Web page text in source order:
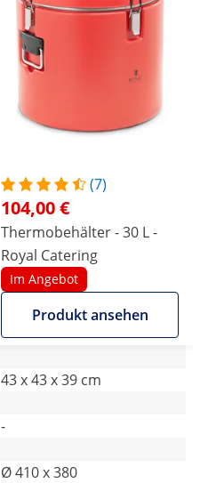
(7)
104,00 €
Thermobehälter - 30 L -
Royal Catering
Im Angebot
Produkt ansehen
43 x 43 x 39 cm
-
Ø 410 x 380